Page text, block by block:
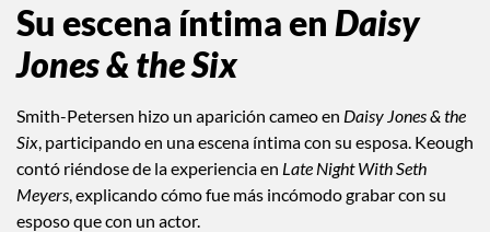
Su escena íntima en Daisy
Jones & the Six
Smith-Petersen hizo un aparición cameo en Daisy Jones & the
Six, participando en una escena íntima con su esposa. Keough
contó riéndose de la experiencia en Late Night With Seth
Meyers, explicando cómo fue más incómodo grabar con su
esposo que con un actor.